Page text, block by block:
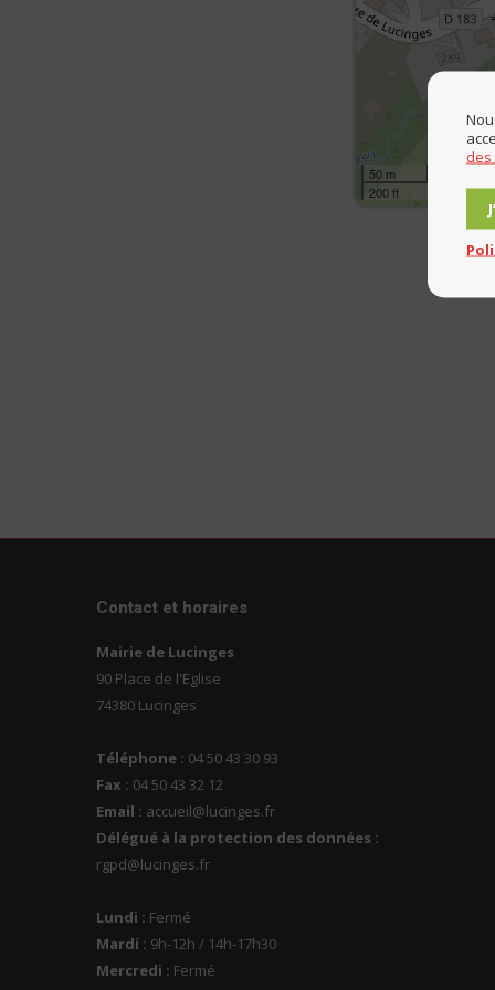
50 m
200 ft
Contact et horaires
Mairie de Lucinges
90 Place de l'Eglise
74380 Lucinges
Téléphone : 04 50 43 30 93
Fax : 04 50 43 32 12
Email : accueil@lucinges.fr
Délégué à la protection des données :
rgpd@lucinges.fr
Lundi : Fermé
Mardi : 9h-12h / 14h-17h30
Mercredi : Fermé